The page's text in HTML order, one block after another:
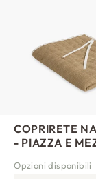
COPRIRETE
- PIAZZA E
Opzioni disponibili